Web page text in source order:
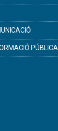
PÚBLICA